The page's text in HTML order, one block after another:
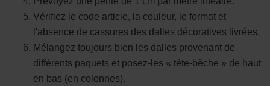
Vérifiez le code article, la couleur, le format et
l'absence de cassures des dalles décoratives livrées.
Mélangez toujours bien les dalles provenant de
différents paquets et posez-les « tête-bêche » de haut
en bas (en colonnes).